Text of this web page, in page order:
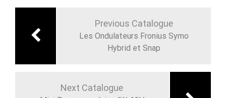
l’article
Previous Catalogue
Les Ondulateurs Fronius Symo
Hybrid et Snap
Next Catalogue